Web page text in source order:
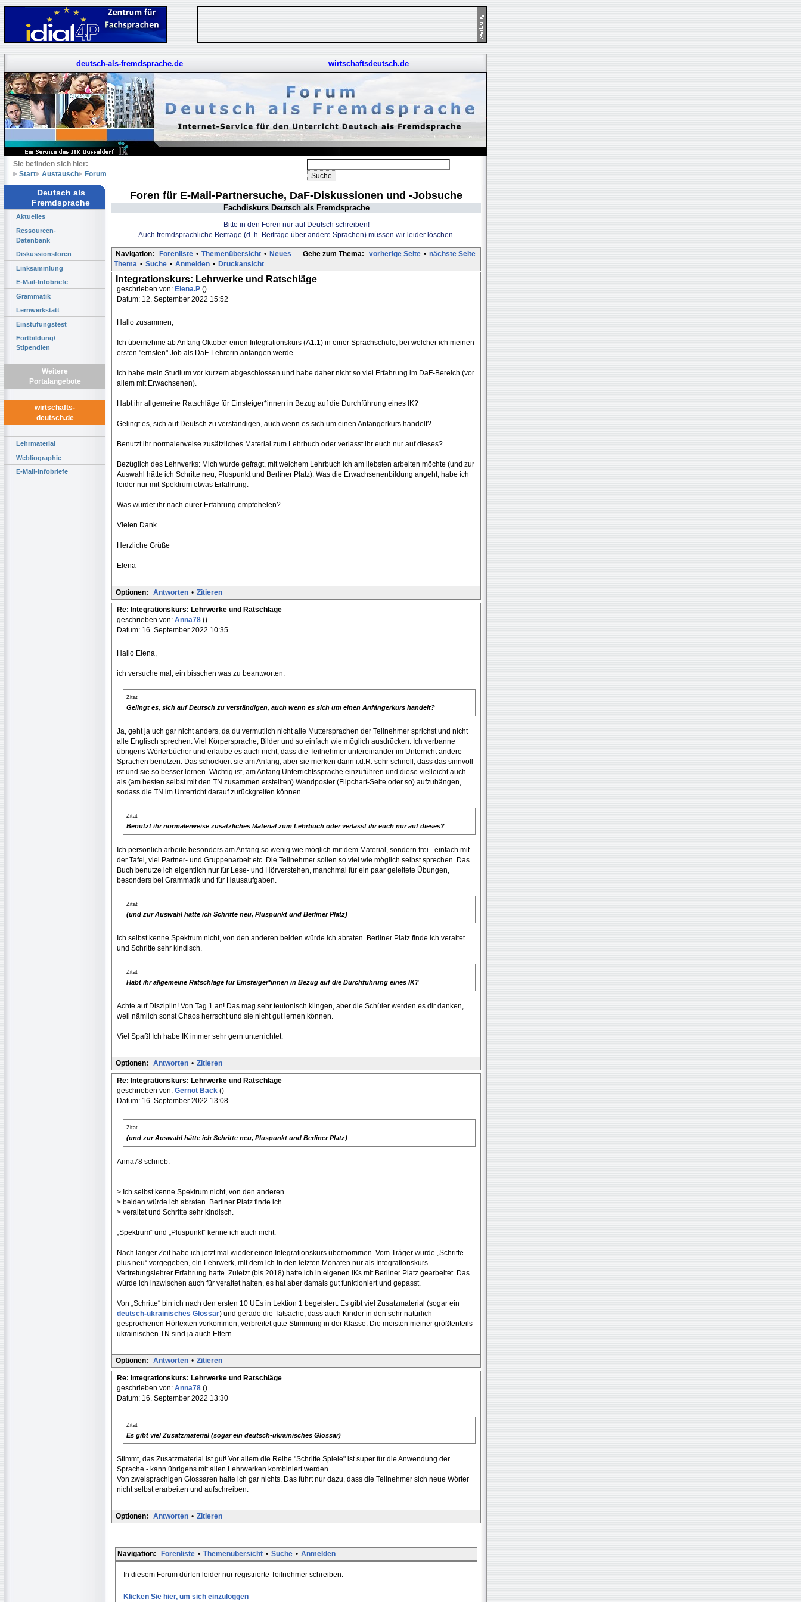
deutsch-als-fremdsprache.de wirtschaftsdeutsch.de
Sie befinden sich hier:
Start
Austausch Forum
Deutsch als
Fremdsprache
Aktuelles
Ressourcen-
Datenbank
Diskussionsforen
Linksammlung
E-Mail-Infobriefe
Grammatik
Lernwerkstatt
Einstufungstest
Fortbildung/
Stipendien
Weitere
Portalangebote
wirtschafts-
deutsch.de
Lehrmaterial
Webliographie
E-Mail-Infobriefe
Foren für E-Mail-Partnersuche, DaF-Diskussionen und -Jobsuche
Fachdiskurs Deutsch als Fremdsprache
Bitte in den Foren nur auf Deutsch schreiben!
Auch fremdsprachliche Beiträge (d. h. Beiträge über andere Sprachen) müssen wir leider löschen.
Gehe zum Thema: vorherige Seite • nächste Seite
Navigation: Forenliste • Themenübersicht • Neues
Thema • Suche • Anmelden • Druckansicht
Integrationskurs: Lehrwerke und Ratschläge
geschrieben von: Elena.P ()
Datum: 12. September 2022 15:52
Hallo zusammen,
Ich übernehme ab Anfang Oktober einen Integrationskurs (A1.1) in einer Sprachschule, bei welcher ich meinen
ersten "ernsten" Job als DaF-Lehrerin anfangen werde.
Ich habe mein Studium vor kurzem abgeschlossen und habe daher nicht so viel Erfahrung im DaF-Bereich (vor
allem mit Erwachsenen).
Habt ihr allgemeine Ratschläge für Einsteiger*innen in Bezug auf die Durchführung eines IK?
Gelingt es, sich auf Deutsch zu verständigen, auch wenn es sich um einen Anfängerkurs handelt?
Benutzt ihr normalerweise zusätzliches Material zum Lehrbuch oder verlasst ihr euch nur auf dieses?
Bezüglich des Lehrwerks: Mich wurde gefragt, mit welchem Lehrbuch ich am liebsten arbeiten möchte (und zur
Auswahl hätte ich Schritte neu, Pluspunkt und Berliner Platz). Was die Erwachsenenbildung angeht, habe ich
leider nur mit Spektrum etwas Erfahrung.
Was würdet ihr nach eurer Erfahrung empfehelen?
Vielen Dank
Herzliche Grüße
Elena
Optionen: Antworten • Zitieren
Re: Integrationskurs: Lehrwerke und Ratschläge
geschrieben von: Anna78 ()
Datum: 16. September 2022 10:35
Hallo Elena,
ich versuche mal, ein bisschen was zu beantworten:
Zitat
Gelingt es, sich auf Deutsch zu verständigen, auch wenn es sich um einen Anfängerkurs handelt?
Ja, geht ja uch gar nicht anders, da du vermutlich nicht alle Muttersprachen der Teilnehmer sprichst und nicht
alle Englisch sprechen. Viel Körpersprache, Bilder und so einfach wie möglich ausdrücken. Ich verbanne
übrigens Wörterbücher und erlaube es auch nicht, dass die Teilnehmer untereinander im Unterricht andere
Sprachen benutzen. Das schockiert sie am Anfang, aber sie merken dann i.d.R. sehr schnell, dass das sinnvoll
ist und sie so besser lernen. Wichtig ist, am Anfang Unterrichtssprache einzuführen und diese vielleicht auch
als (am besten selbst mit den TN zusammen erstellten) Wandposter (Flipchart-Seite oder so) aufzuhängen,
sodass die TN im Unterricht darauf zurückgreifen können.
Zitat
Benutzt ihr normalerweise zusätzliches Material zum Lehrbuch oder verlasst ihr euch nur auf dieses?
Ich persönlich arbeite besonders am Anfang so wenig wie möglich mit dem Material, sondern frei - einfach mit
der Tafel, viel Partner- und Gruppenarbeit etc. Die Teilnehmer sollen so viel wie möglich selbst sprechen. Das
Buch benutze ich eigentlich nur für Lese- und Hörverstehen, manchmal für ein paar geleitete Übungen,
besonders bei Grammatik und für Hausaufgaben.
Zitat
(und zur Auswahl hätte ich Schritte neu, Pluspunkt und Berliner Platz)
Ich selbst kenne Spektrum nicht, von den anderen beiden würde ich abraten. Berliner Platz finde ich veraltet
und Schritte sehr kindisch.
Zitat
Habt ihr allgemeine Ratschläge für Einsteiger*innen in Bezug auf die Durchführung eines IK?
Achte auf Disziplin! Von Tag 1 an! Das mag sehr teutonisch klingen, aber die Schüler werden es dir danken,
weil nämlich sonst Chaos herrscht und sie nicht gut lernen können.
Viel Spaß! Ich habe IK immer sehr gern unterrichtet.
Optionen: Antworten • Zitieren
Re: Integrationskurs: Lehrwerke und Ratschläge
geschrieben von: Gernot Back ()
Datum: 16. September 2022 13:08
Zitat
(und zur Auswahl hätte ich Schritte neu, Pluspunkt und Berliner Platz)
Anna78 schrieb:
-------------------------------------------------------
> Ich selbst kenne Spektrum nicht, von den anderen
> beiden würde ich abraten. Berliner Platz finde ich
> veraltet und Schritte sehr kindisch.
„Spektrum“ und „Pluspunkt“ kenne ich auch nicht.
Nach langer Zeit habe ich jetzt mal wieder einen Integrationskurs übernommen. Vom Träger wurde „Schritte
plus neu“ vorgegeben, ein Lehrwerk, mit dem ich in den letzten Monaten nur als Integrationskurs-
Vertretungslehrer Erfahrung hatte. Zuletzt (bis 2018) hatte ich in eigenen IKs mit Berliner Platz gearbeitet. Das
würde ich inzwischen auch für veraltet halten, es hat aber damals gut funktioniert und gepasst.
Von „Schritte“ bin ich nach den ersten 10 UEs in Lektion 1 begeistert. Es gibt viel Zusatzmaterial (sogar ein
deutsch-ukrainisches Glossar) und gerade die Tatsache, dass auch Kinder in den sehr natürlich
gesprochenen Hörtexten vorkommen, verbreitet gute Stimmung in der Klasse. Die meisten meiner größtenteils
ukrainischen TN sind ja auch Eltern.
Optionen: Antworten • Zitieren
Re: Integrationskurs: Lehrwerke und Ratschläge
geschrieben von: Anna78 ()
Datum: 16. September 2022 13:30
Zitat
Es gibt viel Zusatzmaterial (sogar ein deutsch-ukrainisches Glossar)
Stimmt, das Zusatzmaterial ist gut! Vor allem die Reihe "Schritte Spiele" ist super für die Anwendung der
Sprache - kann übrigens mit allen Lehrwerken kombiniert werden.
Von zweisprachigen Glossaren halte ich gar nichts. Das führt nur dazu, dass die Teilnehmer sich neue Wörter
nicht selbst erarbeiten und aufschreiben.
Optionen: Antworten • Zitieren
Navigation: Forenliste • Themenübersicht • Suche • Anmelden
In diesem Forum dürfen leider nur registrierte Teilnehmer schreiben.
Klicken Sie hier, um sich einzuloggen